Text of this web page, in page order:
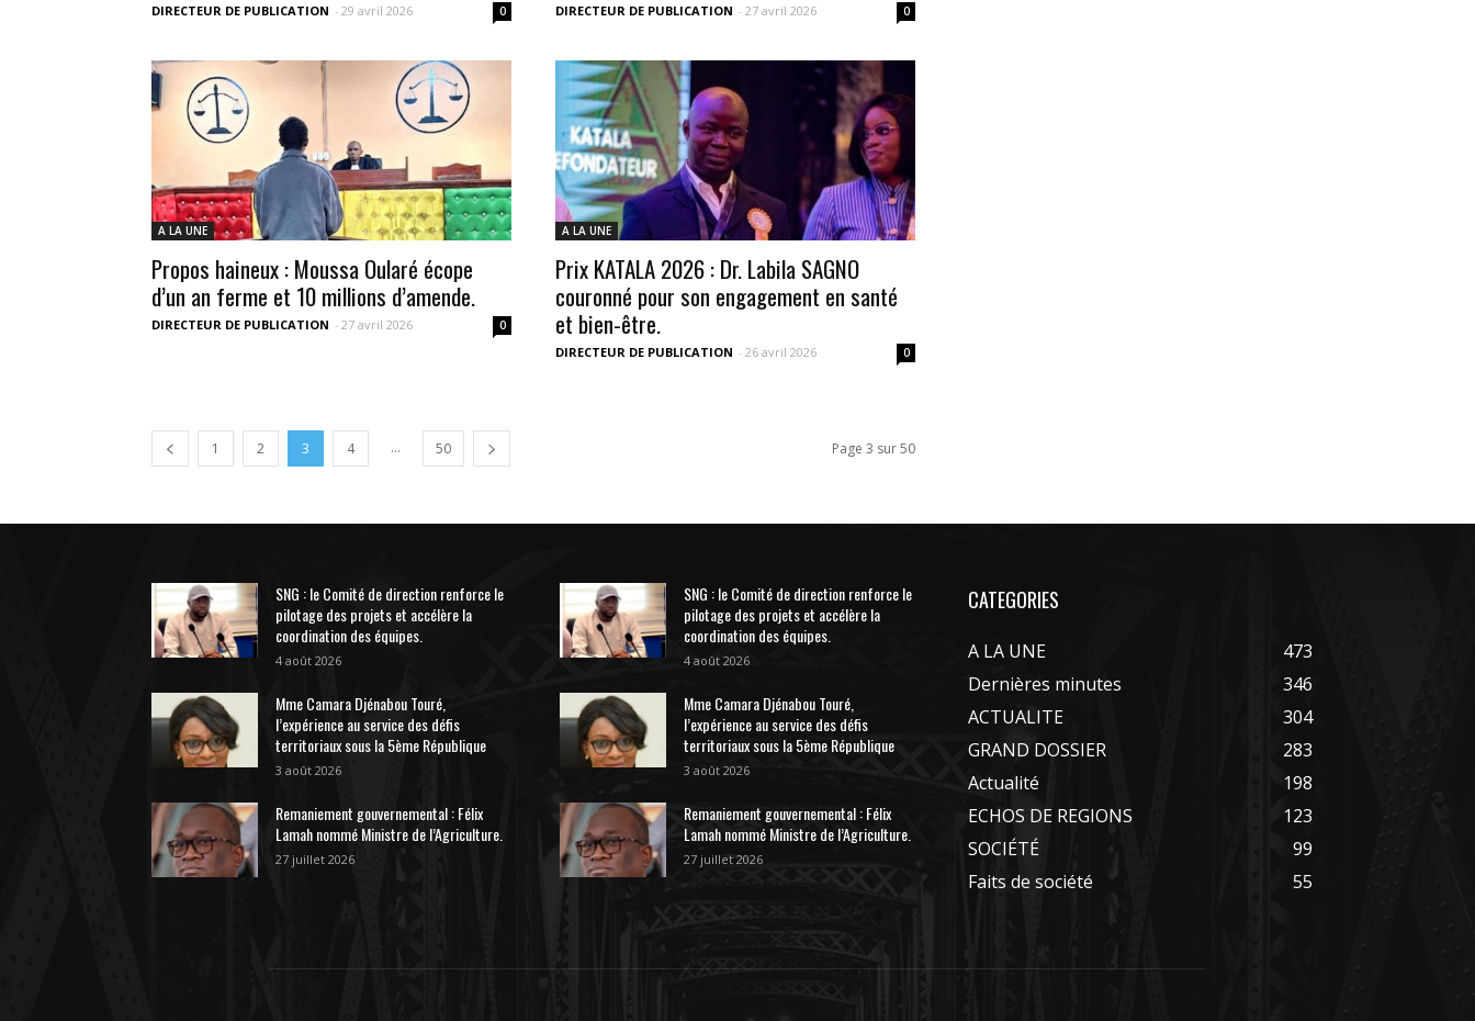
DIRECTEUR DE PUBLICATION - 29 avril 2026 0 DIRECTEUR DE PUBLICATION - 27 avril 2026 0
A LA UNE
Propos haineux : Moussa Oularé écope
d’un an ferme et 10 millions d’amende.
DIRECTEUR DE PUBLICATION - 27 avril 2026 0
A LA UNE
Prix KATALA 2026 : Dr. Labila SAGNO
couronné pour son engagement en santé
et bien-être.
DIRECTEUR DE PUBLICATION - 26 avril 2026 0
1 2 3 4 ... 50 Page 3 sur 50
SNG : le Comité de direction renforce le
pilotage des projets et accélère la
coordination des équipes.
4 août 2026
Mme Camara Djénabou Touré,
l’expérience au service des défis
territoriaux sous la 5ème République
3 août 2026
Remaniement gouvernemental : Félix
Lamah nommé Ministre de l’Agriculture.
27 juillet 2026
SNG : le Comité de direction renforce le
pilotage des projets et accélère la
coordination des équipes.
4 août 2026
Mme Camara Djénabou Touré,
l’expérience au service des défis
territoriaux sous la 5ème République
3 août 2026
Remaniement gouvernemental : Félix
Lamah nommé Ministre de l’Agriculture.
27 juillet 2026
CATEGORIES
A LA UNE
473
Dernières minutes
346
ACTUALITE
304
GRAND DOSSIER
283
Actualité
198
ECHOS DE REGIONS
123
SOCIÉTÉ
99
Faits de société
55